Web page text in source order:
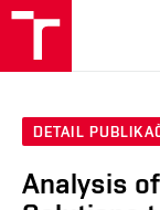
DETAIL
Analysis